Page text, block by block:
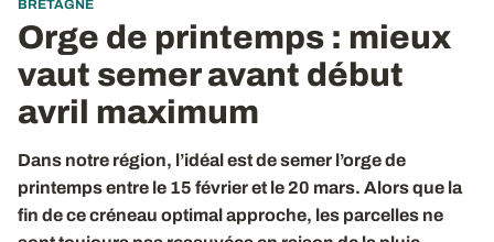
BRETAGNE
Orge de printemps : mieux
vaut semer avant début
avril maximum
Dans notre région, l’idéal est de semer l’orge de
printemps entre le 15 février et le 20 mars. Alors que la
fin de ce créneau optimal approche, les parcelles ne